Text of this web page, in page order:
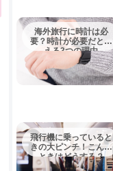
海外旅行に時計は必
要？時計が必要だとい
える3つの理由
飛行機に乗っていると
きの大ピンチ！こんな
ときはどうする？